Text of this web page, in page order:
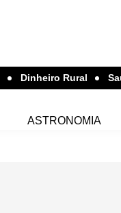
Dinheiro Rural
ASTRONOMIA